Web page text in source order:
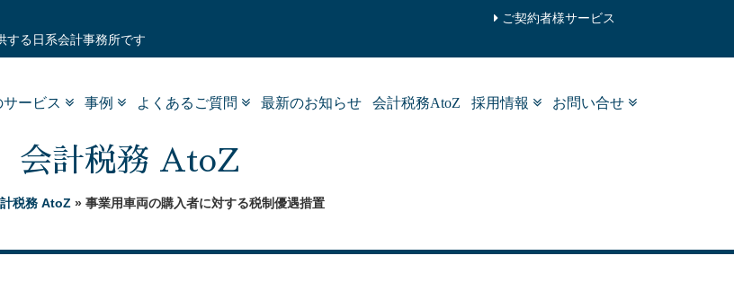
する日系会計事務所です
ご契約者様サービス
サービス 事例 よくあるご質問 最新のお知らせ 会計税務AtoZ 採用情報 お問い合せ
会計税務 AtoZ
税務 AtoZ » 事業用車両の購入者に対する税制優遇措置